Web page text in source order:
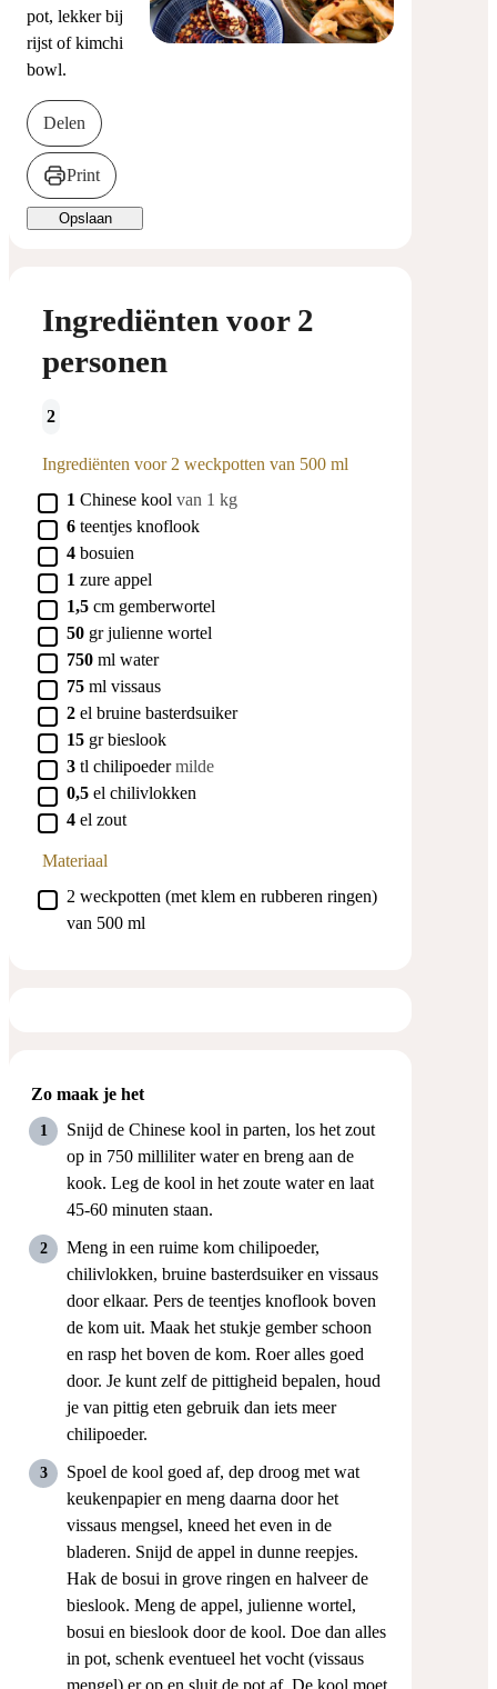
pot, lekker bij
rijst of kimchi
bowl.
Delen
Print
Opslaan
Ingrediënten voor 2
personen
2
Ingrediënten voor 2 weckpotten van 500 ml
▢
1 Chinese kool van 1 kg
▢
6 teentjes knoflook
▢
4 bosuien
▢
1 zure appel
▢
1,5 cm gemberwortel
▢
50 gr julienne wortel
▢
750 ml water
▢
75 ml vissaus
▢
2 el bruine basterdsuiker
▢
15 gr bieslook
▢
3 tl chilipoedermilde
▢
0,5 el chilivlokken
▢
4 el zout
Materiaal
▢
2 weckpotten (met klem en rubberen ringen)
van 500 ml
Zo maak je het
Snijd de Chinese kool in parten, los het zout
op in 750 milliliter water en breng aan de
kook. Leg de kool in het zoute water en laat
45-60 minuten staan.
Meng in een ruime kom chilipoeder,
chilivlokken, bruine basterdsuiker en vissaus
door elkaar. Pers de teentjes knoflook boven
de kom uit. Maak het stukje gember schoon
en rasp het boven de kom. Roer alles goed
door. Je kunt zelf de pittigheid bepalen, houd
je van pittig eten gebruik dan iets meer
chilipoeder.
Spoel de kool goed af, dep droog met wat
keukenpapier en meng daarna door het
vissaus mengsel, kneed het even in de
bladeren. Snijd de appel in dunne reepjes.
Hak de bosui in grove ringen en halveer de
bieslook. Meng de appel, julienne wortel,
bosui en bieslook door de kool. Doe dan alles
in pot, schenk eventueel het vocht (vissaus
mengel) er op en sluit de pot af. De kool moet